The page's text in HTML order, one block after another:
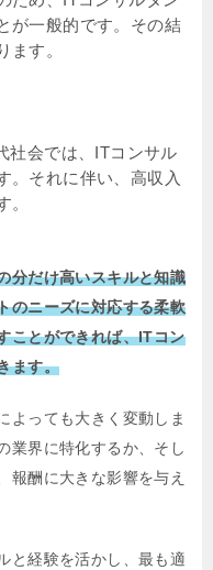
が一般的です。その結
ます。
社会では、ITコンサル
。それに伴い、高収入
。
分だけ高いスキルと知識
のニーズに対応する柔軟
ことができれば、ITコン
ます。
よっても大きく変動しま
業界に特化するか、そし
報酬に大きな影響を与え
と経験を活かし、最も適